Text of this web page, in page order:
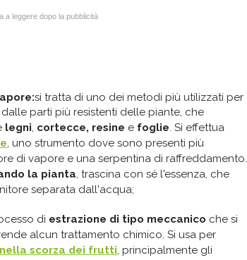
a leggere dopo la pubblicità
si tratta di uno dei metodi più utilizzati per
dalle parti più resistenti delle piante, che
legni, cortecce, resine e foglie. Si effettua
, uno strumento dove sono presenti più
di vapore e una serpentina di raffreddamento.
la pianta, trascina con sé l'essenza, che
separata dall'acqua;
di estrazione di tipo meccanico che si
alcun trattamento chimico. Si usa per
nella scorza dei frutti, principalmente gli